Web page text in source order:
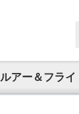
ルアー＆フライ